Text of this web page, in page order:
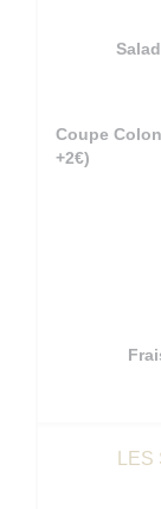
Coupe
+2€)